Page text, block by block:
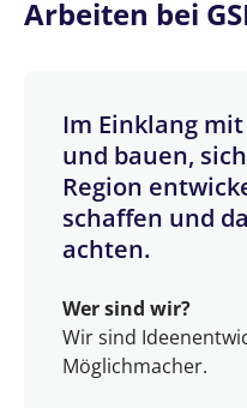
Arbeiten bei
Im Einklang
und bauen,
Region
schaffen und
achten.
Wer sind wir?
Wir sind
Möglichmacher.